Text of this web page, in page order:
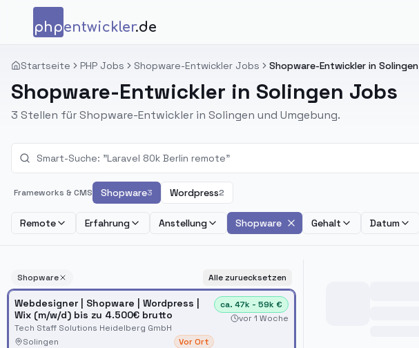
Zum Inhalt springen
phpentwickler.de
Startseite PHP Jobs Shopware-Entwickler Jobs Shopware-Entwickler in Solingen
Shopware-Entwickler in Solingen Jobs
3 Stellen für Shopware-Entwickler in Solingen und Umgebung.
Frameworks & CMS Shopware3 Wordpress2
Remote Erfahrung Anstellung Shopware Gehalt Datum
Shopware Alle zuruecksetzen
Webdesigner | Shopware | Wordpress |
Wix (m/w/d) bis zu 4.500€ brutto
Tech Staff Solutions Heidelberg GmbH
Solingen
Vor Ort
ca. 47k - 59k €
vor 1 Woche